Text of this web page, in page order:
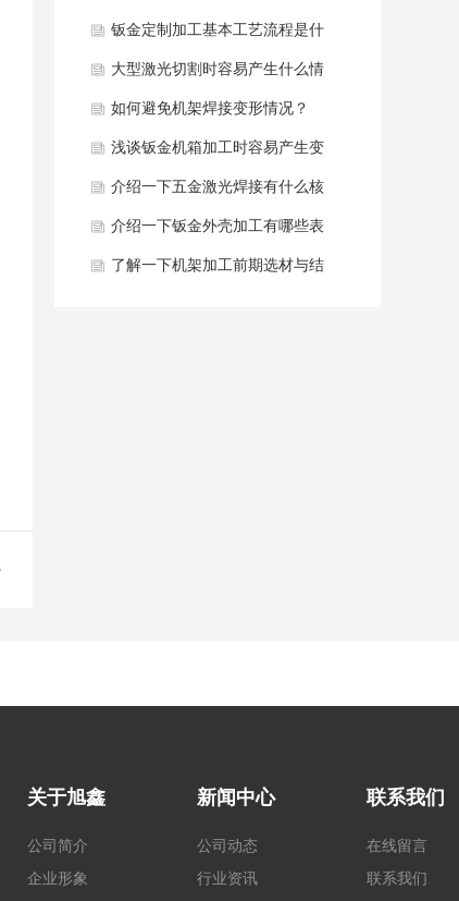
面压痕去除？
钣金定制加工基本工艺流程是什
么？
大型激光切割时容易产生什么情
况？
如何避免机架焊接变形情况？
浅谈钣金机箱加工时容易产生变
形原因是什么？
介绍一下五金激光焊接有什么核
心优势？
介绍一下钣金外壳加工有哪些表
面处理工艺？
了解一下机架加工前期选材与结
关于旭鑫
公司简介
企业形象
新闻中心
公司动态
行业资讯
联系我们
在线留言
联系我们